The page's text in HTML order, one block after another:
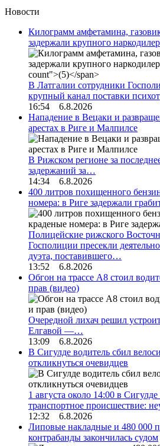
Новости
Килограмм амфетамина,
задержали крупного
В Латгалии сотрудники
крупный канал поставки
16:54 6.8.2026
Нападение в Вецаки и
арестах в Риге и Малпилсе
В Рижском регионе за
задержаний за…
14:34 6.8.2026
400 литров похищенного
номера: в Риге задержали
Полицейские рижского
Госполиции пресекли
дуэта, поставившего…
13:52 6.8.2026
Обгон на трассе А8 стоил
прав (видео)
Очередной лихач решил
Елгавой —…
13:09 6.8.2026
В Сигулде водитель сбил
откликнуться очевидцев
1 августа около 14:00 в
транспортное происшествие:
12:32 6.8.2026
Липовые накладные и 480 000
контрабанды закончилась судом